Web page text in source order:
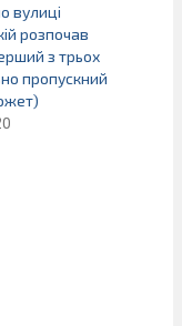
вулиці
розпочав
з трьох
пропускний